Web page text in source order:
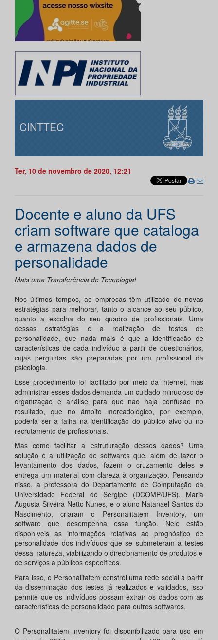
CINTTEC
Ter, 10 de novembro de 2020, 12:21
Docente e aluno da UFS
criam software que cataloga
e armazena dados de
personalidade
Mais uma Transferência de Tecnologia!
Nos últimos tempos, as empresas têm utilizado de novas
estratégias para melhorar, tanto o alcance ao seu público,
quanto a escolha do seu quadro de profissionais. Uma
dessas estratégias é a realização de testes de
personalidade, que nada mais é que a identificação de
características de cada indivíduo a partir de questionários,
cujas perguntas são preparadas por um profissional da
psicologia.
Esse procedimento foi facilitado por meio da internet, mas
administrar esses dados demanda um cuidado minucioso de
organização e análise para que não haja confusão no
resultado, que no âmbito mercadológico, por exemplo,
poderia ser a falha na identificação do público alvo ou no
recrutamento de profissionais.
Mas como facilitar a estruturação desses dados? Uma
solução é a utilização de softwares que, além de fazer o
levantamento dos dados, fazem o cruzamento deles e
entrega um material com clareza à organização. Pensando
nisso, a professora do Departamento de Computação da
Universidade Federal de Sergipe (DCOMP/UFS), Maria
Augusta Silveira Netto Nunes, e o aluno Natanael Santos do
Nascimento, criaram o Personalitatem Inventory, um
software que desempenha essa função. Nele estão
disponíveis as informações relativas ao prognóstico de
personalidade dos indivíduos que se submeteram a testes
dessa natureza, viabilizando o direcionamento de produtos e
de serviços a públicos específicos.
Para isso, o Personalitatem constrói uma rede social a partir
da disseminação dos testes já realizados e validados, isso
permite que os indivíduos possam extrair os dados com as
características de personalidade para outros softwares.
O Personalitatem Inventory foi disponibilizado para uso em